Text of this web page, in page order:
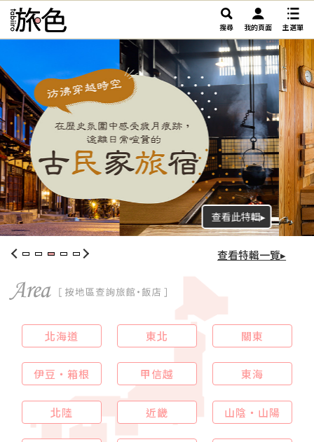
搜尋 我的頁面 主選單
查看特輯一覽▸
北海道 東北 關東
伊豆・箱根 甲信越 東海
北陸 近畿 山陰・山陽